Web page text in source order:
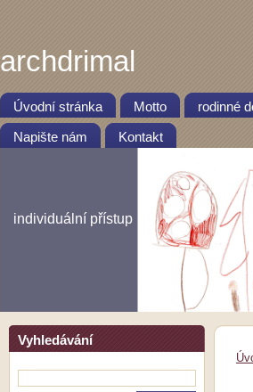
archdrimal
Úvodní stránka Motto rodinné
Napište nám Kontakt
individuální přístup
Vyhledávání